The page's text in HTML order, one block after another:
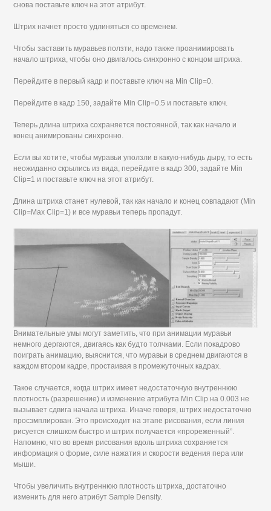
снова поставьте ключ на этот атрибут.
Штрих начнет просто удлиняться со временем.
Чтобы заставить муравьев ползти, надо также проанимировать
начало штриха, чтобы оно двигалось синхронно с концом штриха.
Перейдите в первый кадр и поставьте ключ на Min Clip=0.
Перейдите в кадр 150, задайте Min Clip=0.5 и поставьте ключ.
Теперь длина штриха сохраняется постоянной, так как начало и
конец анимированы синхронно.
Если вы хотите, чтобы муравьи уползли в какую-нибудь дыру, то есть
неожиданно скрылись из вида, перейдите в кадр 300, задайте Min
Clip=1 и поставьте ключ на этот атрибут.
Длина штриха станет нулевой, так как начало и конец совпадают (Min
Clip=Max Clip=1) и все муравьи теперь пропадут.
Внимательные умы могут заметить, что при анимации муравьи
немного дергаются, двигаясь как будто толчками. Если покадрово
поиграть анимацию, выяснится, что муравьи в среднем двигаются в
каждом втором кадре, простаивая в промежуточных кадрах.
Такое случается, когда штрих имеет недостаточную внутреннюю
плотность (разрешение) и изменение атрибута Min Clip на 0.003 не
вызывает сдвига начала штриха. Иначе говоря, штрих недостаточно
просэмплирован. Это происходит на этапе рисования, если линия
рисуется слишком быстро и штрих получается «прореженный”.
Напомню, что во время рисования вдоль штриха сохраняется
информация о форме, силе нажатия и скорости ведения пера или
мыши.
Чтобы увеличить внутреннюю плотность штриха, достаточно
изменить для него атрибут Sample Density.